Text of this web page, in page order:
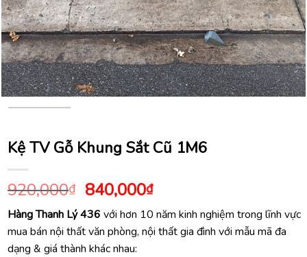
Kệ TV Gỗ Khung Sắt Cũ 1M6
920,000₫ Giá
gốc
là:
920,000₫.
840,000₫Giá
hiện
tại
là:
Hàng Thanh Lý 436 với hơn 10 năm kinh nghiệm trong lĩnh vực
mua bán nội thất văn phòng, nội thất gia đình với mẫu mã đa
dạng & giá thành khác nhau: